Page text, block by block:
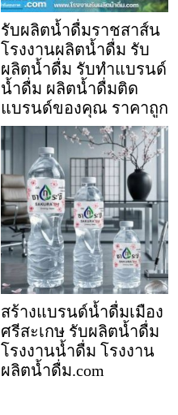
รับผลิตน้ำดื่มราชสาส์น
โรงงานผลิตน้ำดื่ม รับ
ผลิตน้ำดื่ม รับทำแบรนด์
น้ำดื่ม ผลิตน้ำดื่มติด
แบรนด์ของคุณ ราคาถูก
สร้างแบรนด์น้ำดื่มเมือง
ศรีสะเกษ รับผลิตน้ำดื่ม
โรงงานน้ำดื่ม โรงงาน
ผลิตน้ำดื่ม.com